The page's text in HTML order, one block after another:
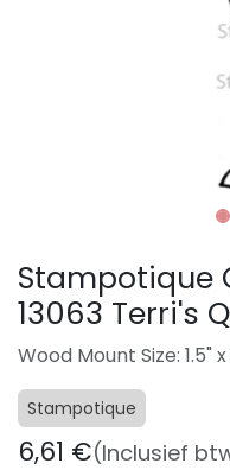
Stampotique
13063 Terri's
Wood Mount Size: 1.5"
Stampotique
6,61 €(Inclusief